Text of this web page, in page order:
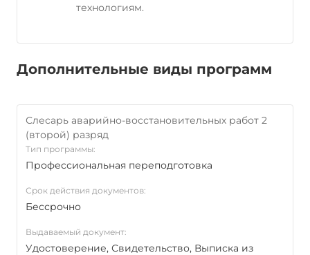
технологиям.
Дополнительные виды программ
Слесарь аварийно-восстановительных работ 2
(второй) разряд
Тип программы:
Профессиональная переподготовка
Срок действия документов:
Бессрочно
Выдаваемый документ:
Удостоверение, Свидетельство, Выписка из